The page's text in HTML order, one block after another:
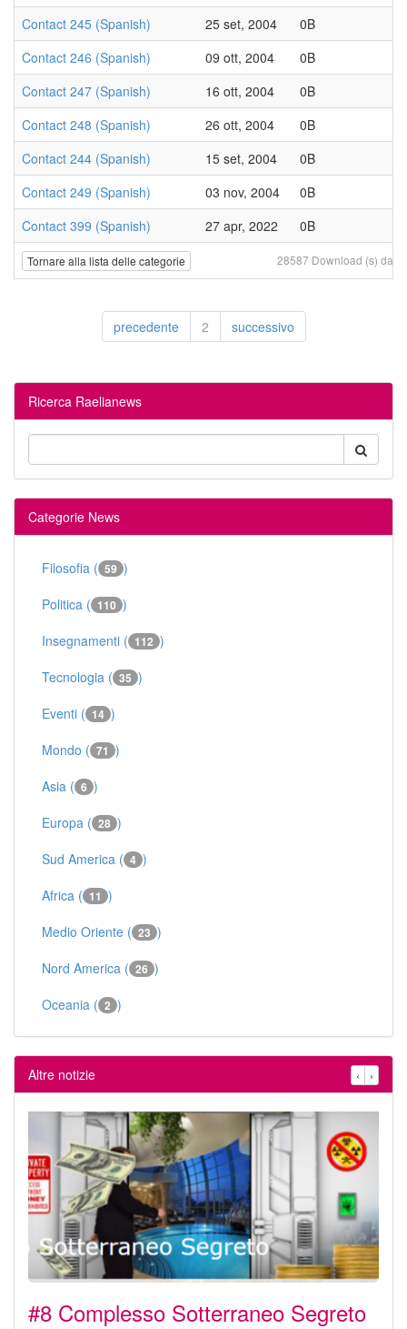
Contact 245 (Spanish)
25 set, 2004
0B
Contact 246 (Spanish)
09 ott, 2004
0B
Contact 247 (Spanish)
16 ott, 2004
0B
Contact 248 (Spanish)
26 ott, 2004
0B
Contact 244 (Spanish)
15 set, 2004
0B
Contact 249 (Spanish)
03 nov, 2004
0B
Contact 399 (Spanish)
27 apr, 2022 0B
Tornare alla lista delle categorie 28587 Download (s) da
precedente 2 successivo
Ricerca Raelianews
Categorie News
Filosofia ( 59 )
Politica ( 110 )
Insegnamenti ( 112 )
Tecnologia ( 35 )
Eventi ( 14 )
Mondo ( 71 )
Asia ( 6 )
Europa ( 28 )
Sud America ( 4 )
Africa ( 11 )
Medio Oriente ( 23 )
Nord America ( 26 )
Oceania ( 2 )
Altre notizie ‹ ›
#8 Complesso Sotterraneo Segreto